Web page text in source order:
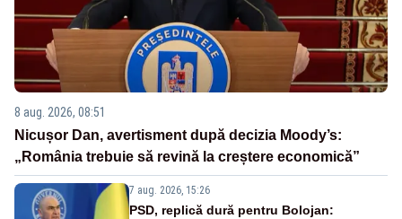
8 aug. 2026, 08:51
Nicușor Dan, avertisment după decizia Moody’s:
„România trebuie să revină la creștere economică”
7 aug. 2026, 15:26
PSD, replică dură pentru Bolojan: